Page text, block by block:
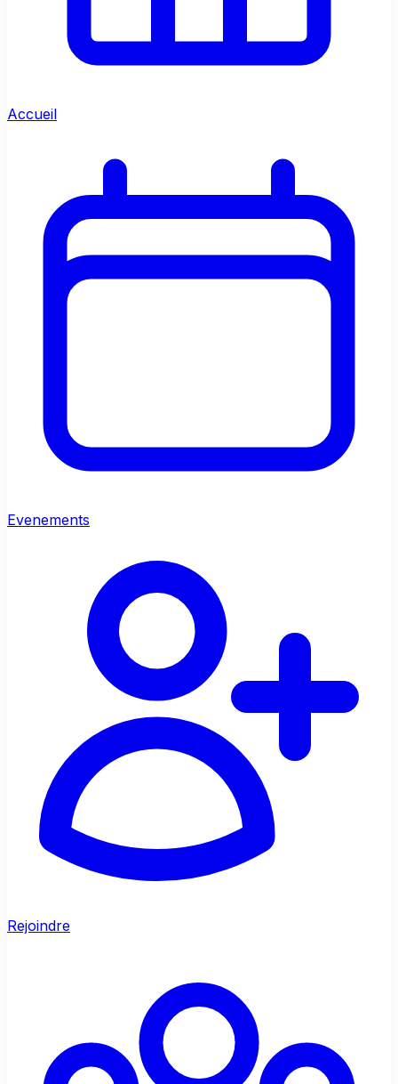
Accueil
Evenements
Rejoindre